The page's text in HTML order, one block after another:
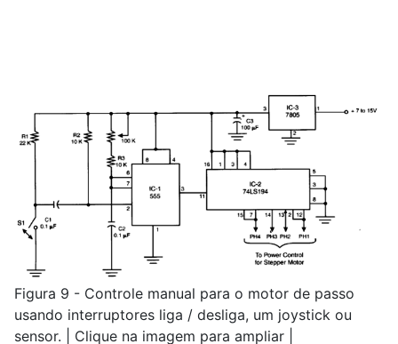
Figura 9 - Controle manual para o motor de passo
usando interruptores liga / desliga, um joystick ou
sensor. | Clique na imagem para ampliar |